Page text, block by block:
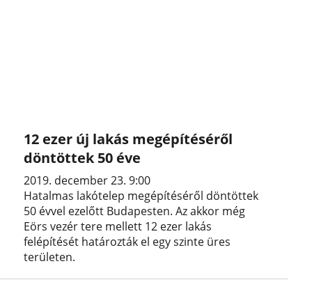
12 ezer új lakás megépítéséről
döntöttek 50 éve
2019. december 23. 9:00
Hatalmas lakótelep megépítéséről döntöttek
50 évvel ezelőtt Budapesten. Az akkor még
Eörs vezér tere mellett 12 ezer lakás
felépítését határozták el egy szinte üres
területen.